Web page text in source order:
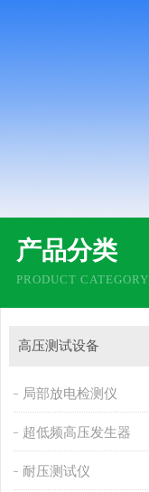
产品分类
PRODUCT CATEGORY
高压测试设备
局部放电检测仪
超低频高压发生器
耐压测试仪